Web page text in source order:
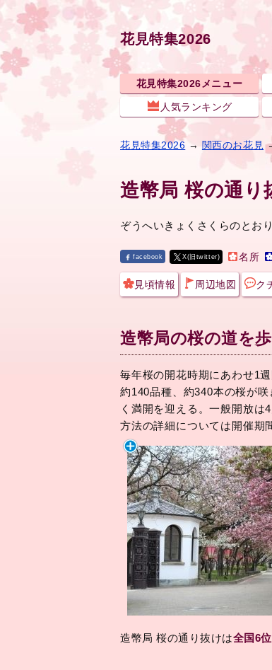
花見特集2026
花見特集2026メニュー
人気ランキング
花見特集2026 → 関西のお花見
造幣局 桜の通り
ぞうへいきょくさくらのとお
facebook X(旧twitter) 名所
見頃情報 周辺地図 ク
造幣局の桜の道を
毎年桜の開花時期にあわせ1
約140品種、約340本の桜が
く満開を迎える。一般開放
方法の詳細については開催期
造幣局 桜の通り抜けは全国6位